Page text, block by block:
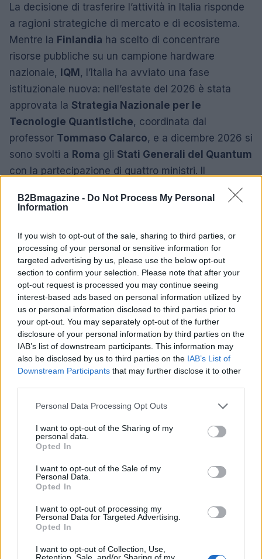
B2Bmagazine - Do Not Process My Personal
Information
If you wish to opt-out of the sale, sharing to third parties, or
processing of your personal or sensitive information for
targeted advertising by us, please use the below opt-out
section to confirm your selection. Please note that after your
opt-out request is processed you may continue seeing
interest-based ads based on personal information utilized by
us or personal information disclosed to third parties prior to
your opt-out. You may separately opt-out of the further
disclosure of your personal information by third parties on the
IAB’s list of downstream participants. This information may
also be disclosed by us to third parties on the IAB’s List of
Downstream Participants that may further disclose it to other
Please note that this website/app uses one or more Google
not limited to your visit or usage behaviour. You may click to
grant or deny consent to Google and its third-party tags to
use your data for below specified purposes in below Google
consent section.
Personal Data Processing Opt Outs
I want to opt-out of the Sharing of my
personal data.
Opted In
I want to opt-out of the Sale of my
Personal Data.
Opted In
I want to opt-out of processing my
Personal Data for Targeted Advertising.
Opted In
I want to opt-out of Collection, Use,
Retention, Sale, and/or Sharing of my
La decisione di trasferire l’attività in Italia risponde
a ragioni strategiche di mercato e di ecosistema.
Mentre la Finlandia ha scelto di concentrare
risorse pubbliche su un campione hardware
nazionale, IQM, l’Italia ha avviato una fase
istituzionale nuova: nell’estate del 2026 è stata
approvata la Strategia Nazionale per le
Tecnologie Quantistiche, coordinata dal
professor Tommaso Calarco, e a dicembre 2026 si
sono svolti a Roma gli Stati Generali del Quantum
con la partecipazione di quattro ministri. Il
messaggio è chiaro: il quantum richiede impegno
pubblico e privato.
In più, portare Algorithmiq a Milano significa offrire
opportunità ai talenti italiani della fisica quantistica
— già prima del trasferimento l’azienda contava
cinque ricercatori basati in Italia operanti da remoto
— e posizionarsi per sfruttare i futuri strumenti
europei: l’Unione Europea ha destinato oltre11
miliardialla ricerca quantistica e ilQuantum Act
atteso nel 2026. In questo contesto il ritorno
assume il valore di un investimento sul lungo
periodo e sulla costruzione di uncampione
mondi che spesso vengono presentati come
opposti: la concretezza operativa dell’impresa e il
rigore dell’accademia, la logica nordica e la
creatività mediterranea. Dal telescopio della sua
rendere ilquantum computinguno strumento utile
per la medicina, la storia mostra come visione e
capacità esecutiva possano convergere per creare